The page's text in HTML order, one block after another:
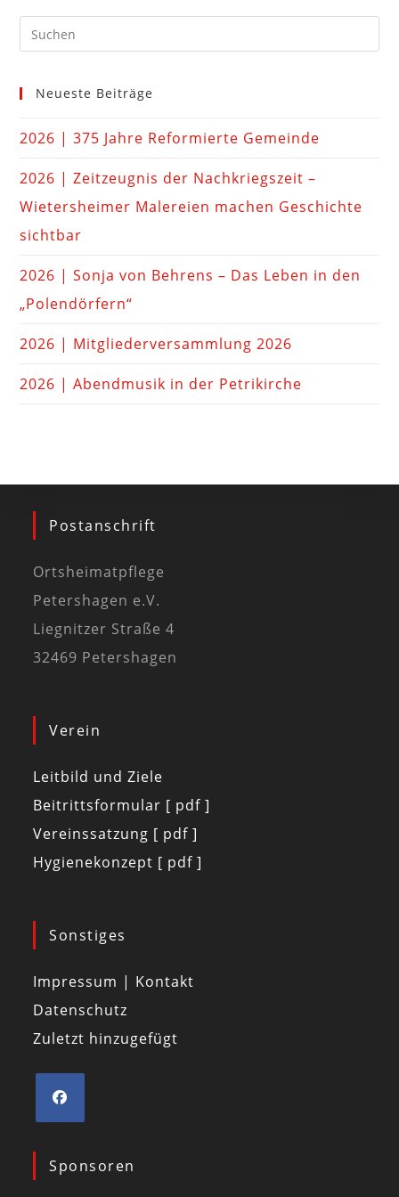
Neueste Beiträge
2026 | 375 Jahre Reformierte Gemeinde
2026 | Zeitzeugnis der Nachkriegszeit –
Wietersheimer Malereien machen Geschichte
sichtbar
2026 | Sonja von Behrens – Das Leben in den
„Polendörfern“
2026 | Mitgliederversammlung 2026
2026 | Abendmusik in der Petrikirche
Postanschrift
Ortsheimatpflege
Petershagen e.V.
Liegnitzer Straße 4
32469 Petershagen
Verein
Leitbild und Ziele
Beitrittsformular [ pdf ]
Vereinssatzung [ pdf ]
Hygienekonzept [ pdf ]
Sonstiges
Impressum | Kontakt
Datenschutz
Zuletzt hinzugefügt
Sponsoren